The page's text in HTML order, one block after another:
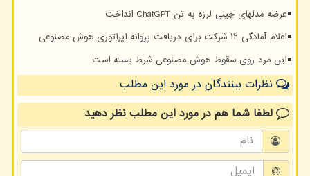
عرضه مدلهای چینی لرزه به تن ChatGPT انداخت
اعلام آمادگی ۱۲ شرکت برای دریافت پروانه اپراتوری هوش مصنوعی
این مرد روی سقوط هوش مصنوعی شرط بسته است
نظرات بینندگان در مورد این مطلب
لطفا شما همدر مورد این مطلبنظر دهید